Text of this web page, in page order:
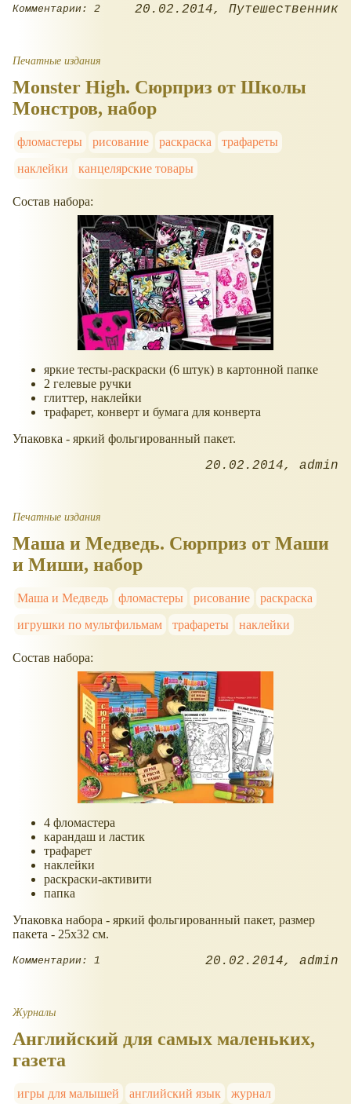
Комментарии: 2 20.02.2014 Путешественник
Печатные издания
Monster High. Сюрприз от Школы
Монстров, набор
фломастеры рисование раскраска
трафареты
наклейки
канцелярские товары
Состав набора:
яркие тесты-раскраски (6 штук) в картонной папке
2 гелевые ручки
глиттер, наклейки
трафарет, конверт и бумага для конверта
Упаковка - яркий фольгированный пакет.
20.02.2014 admin
Печатные издания
Маша и Медведь. Сюрприз от Маши
и Миши, набор
Маша и Медведь фломастеры рисование
раскраска
игрушки по мультфильмам
трафареты наклейки
Состав набора:
4 фломастера
карандаш и ластик
трафарет
наклейки
раскраски-активити
папка
Упаковка набора - яркий фольгированный пакет, размер
пакета - 25х32 см.
Комментарии: 1 20.02.2014 admin
Журналы
Английский для самых маленьких,
газета
игры для малышей английский язык
журнал